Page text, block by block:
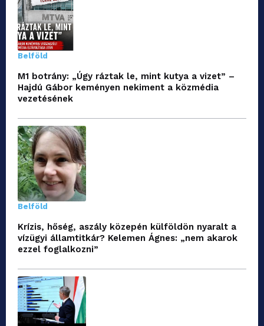
Belföld
M1 botrány: „Úgy ráztak le, mint kutya a vizet” –
Hajdú Gábor keményen nekiment a közmédia
vezetésének
Belföld
Krízis, hőség, aszály közepén külföldön nyaralt a
vízügyi államtitkár? Kelemen Ágnes: „nem akarok
ezzel foglalkozni”